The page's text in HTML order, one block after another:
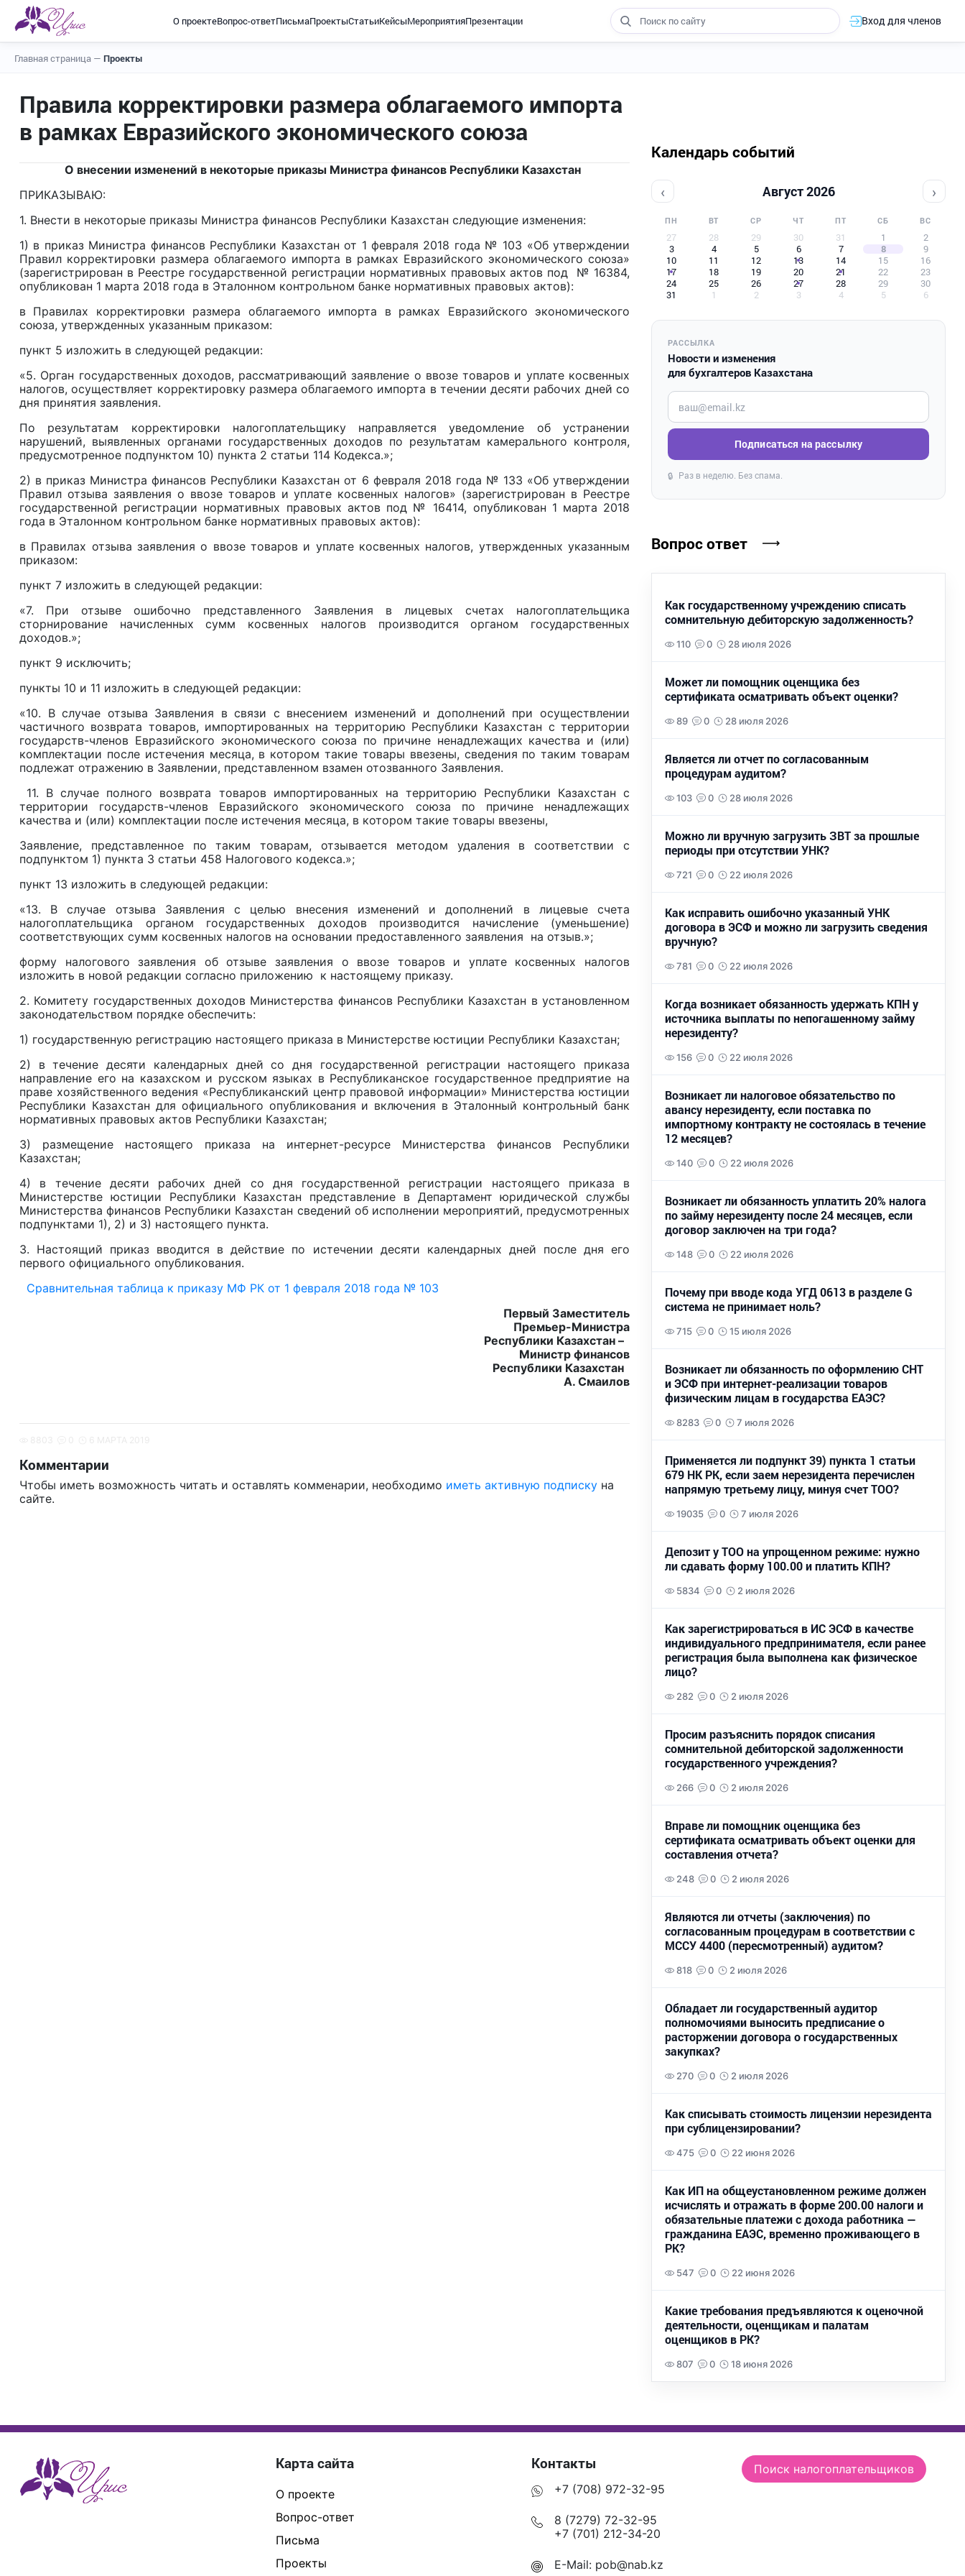
О проектеВопрос-ответПисьмаПроектыСтатьиКейсыМероприятияПрезентации Вход для членов
Главная страница — Проекты
Правила корректировки размера облагаемого импорта
в рамках Евразийского экономического союза
О внесении изменений в некоторые приказы Министра финансов Республики Казахстан
ПРИКАЗЫВАЮ:
1. Внести в некоторые приказы Министра финансов Республики Казахстан следующие изменения:
1) в приказ Министра финансов Республики Казахстан от 1 февраля 2018 года № 103 «Об утверждении
Правил корректировки размера облагаемого импорта в рамках Евразийского экономического союза»
(зарегистрирован в Реестре государственной регистрации нормативных правовых актов под № 16384,
опубликован 1 марта 2018 года в Эталонном контрольном банке нормативных правовых актов):
в Правилах корректировки размера облагаемого импорта в рамках Евразийского экономического
союза, утвержденных указанным приказом:
пункт 5 изложить в следующей редакции:
«5. Орган государственных доходов, рассматривающий заявление о ввозе товаров и уплате косвенных
налогов, осуществляет корректировку размера облагаемого импорта в течении десяти рабочих дней со
дня принятия заявления.
По результатам корректировки налогоплательщику направляется уведомление об устранении
нарушений, выявленных органами государственных доходов по результатам камерального контроля,
предусмотренное подпунктом 10) пункта 2 статьи 114 Кодекса.»;
2) в приказ Министра финансов Республики Казахстан от 6 февраля 2018 года № 133 «Об утверждении
Правил отзыва заявления о ввозе товаров и уплате косвенных налогов» (зарегистрирован в Реестре
государственной регистрации нормативных правовых актов под № 16414, опубликован 1 марта 2018
года в Эталонном контрольном банке нормативных правовых актов):
в Правилах отзыва заявления о ввозе товаров и уплате косвенных налогов, утвержденных указанным
приказом:
пункт 7 изложить в следующей редакции:
«7. При отзыве ошибочно представленного Заявления в лицевых счетах налогоплательщика
сторнирование начисленных сумм косвенных налогов производится органом государственных
доходов.»;
пункт 9 исключить;
пункты 10 и 11 изложить в следующей редакции:
«10. В случае отзыва Заявления в связи с внесением изменений и дополнений при осуществлении
частичного возврата товаров, импортированных на территорию Республики Казахстан с территории
государств-членов Евразийского экономического союза по причине ненадлежащих качества и (или)
комплектации после истечения месяца, в котором такие товары ввезены, сведения по таким товарам
подлежат отражению в Заявлении, представленном взамен отозванного Заявления.
11. В случае полного возврата товаров импортированных на территорию Республики Казахстан с
территории государств-членов Евразийского экономического союза по причине ненадлежащих
качества и (или) комплектации после истечения месяца, в котором такие товары ввезены,
Заявление, представленное по таким товарам, отзывается методом удаления в соответствии с
подпунктом 1) пункта 3 статьи 458 Налогового кодекса.»;
пункт 13 изложить в следующей редакции:
«13. В случае отзыва Заявления с целью внесения изменений и дополнений в лицевые счета
налогоплательщика органом государственных доходов производится начисление (уменьшение)
соответствующих сумм косвенных налогов на основании предоставленного заявления на отзыв.»;
форму налогового заявления об отзыве заявления о ввозе товаров и уплате косвенных налогов
изложить в новой редакции согласно приложению к настоящему приказу.
2. Комитету государственных доходов Министерства финансов Республики Казахстан в установленном
законодательством порядке обеспечить:
1) государственную регистрацию настоящего приказа в Министерстве юстиции Республики Казахстан;
2) в течение десяти календарных дней со дня государственной регистрации настоящего приказа
направление его на казахском и русском языках в Республиканское государственное предприятие на
праве хозяйственного ведения «Республиканский центр правовой информации» Министерства юстиции
Республики Казахстан для официального опубликования и включения в Эталонный контрольный банк
нормативных правовых актов Республики Казахстан;
3) размещение настоящего приказа на интернет-ресурсе Министерства финансов Республики
Казахстан;
4) в течение десяти рабочих дней со дня государственной регистрации настоящего приказа в
Министерстве юстиции Республики Казахстан представление в Департамент юридической службы
Министерства финансов Республики Казахстан сведений об исполнении мероприятий, предусмотренных
подпунктами 1), 2) и 3) настоящего пункта.
3. Настоящий приказ вводится в действие по истечении десяти календарных дней после дня его
первого официального опубликования.
Сравнительная таблица к приказу МФ РК от 1 февраля 2018 года № 103
Первый Заместитель
Премьер-Министра
Республики Казахстан –
Министр финансов
Республики Казахстан
А. Смаилов
Комментарии
Чтобы иметь возможность читать и оставлять комменарии, необходимо иметь активную подписку на
сайте.
Календарь событий
‹ Август 2026 ›
ПН ВТ СР ЧТ ПТ СБ ВС
27 28 29 30 31 1
2
3
4 5 6 7 8
9
10
11 12 13 14 15
16
17
18 19 20 21 22
23
24
25 26 27 28 29
30
31
1 2 3 4 5 6
РАССЫЛКА
Новости и изменения
для бухгалтеров Казахстана
Введите ваш e-mail
Подписаться на рассылку
🔒 Раз в неделю. Без спама.
Вопрос ответ
Как государственному учреждению списать
сомнительную дебиторскую задолженность?
110 0 28 июля 2026
Может ли помощник оценщика без
сертификата осматривать объект оценки?
89 0 28 июля 2026
Является ли отчет по согласованным
процедурам аудитом?
103 0 28 июля 2026
Можно ли вручную загрузить ЗВТ за прошлые
периоды при отсутствии УНК?
721 0 22 июля 2026
Как исправить ошибочно указанный УНК
договора в ЭСФ и можно ли загрузить сведения
вручную?
781 0 22 июля 2026
Когда возникает обязанность удержать КПН у
источника выплаты по непогашенному займу
нерезиденту?
156 0 22 июля 2026
Возникает ли налоговое обязательство по
авансу нерезиденту, если поставка по
импортному контракту не состоялась в течение
12 месяцев?
140 0 22 июля 2026
Возникает ли обязанность уплатить 20% налога
по займу нерезиденту после 24 месяцев, если
договор заключен на три года?
148 0 22 июля 2026
Почему при вводе кода УГД 0613 в разделе G
система не принимает ноль?
715 0 15 июля 2026
Возникает ли обязанность по оформлению СНТ
и ЭСФ при интернет-реализации товаров
физическим лицам в государства ЕАЭС?
8283 0 7 июля 2026
Применяется ли подпункт 39) пункта 1 статьи
679 НК РК, если заем нерезидента перечислен
напрямую третьему лицу, минуя счет ТОО?
19035 0 7 июля 2026
Депозит у ТОО на упрощенном режиме: нужно
ли сдавать форму 100.00 и платить КПН?
5834 0 2 июля 2026
Как зарегистрироваться в ИС ЭСФ в качестве
индивидуального предпринимателя, если ранее
регистрация была выполнена как физическое
лицо?
282 0 2 июля 2026
Просим разъяснить порядок списания
сомнительной дебиторской задолженности
государственного учреждения?
266 0 2 июля 2026
Вправе ли помощник оценщика без
сертификата осматривать объект оценки для
составления отчета?
248 0 2 июля 2026
Являются ли отчеты (заключения) по
согласованным процедурам в соответствии с
МССУ 4400 (пересмотренный) аудитом?
818 0 2 июля 2026
Обладает ли государственный аудитор
полномочиями выносить предписание о
расторжении договора о государственных
закупках?
270 0 2 июля 2026
Как списывать стоимость лицензии нерезидента
при сублицензировании?
475 0 22 июня 2026
Как ИП на общеустановленном режиме должен
исчислять и отражать в форме 200.00 налоги и
обязательные платежи с дохода работника —
гражданина ЕАЭС, временно проживающего в
РК?
547 0 22 июня 2026
Какие требования предъявляются к оценочной
деятельности, оценщикам и палатам
оценщиков в РК?
807 0 18 июня 2026
Карта сайта
О проекте
Вопрос-ответ
Письма
Проекты
Контакты
+7 (708) 972-32-95
8 (7279) 72-32-95
+7 (701) 212-34-20
E-Mail: pob@nab.kz
Поиск налогоплательщиков